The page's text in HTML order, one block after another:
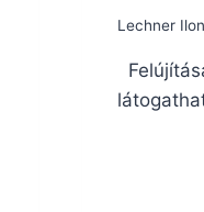
Lechner